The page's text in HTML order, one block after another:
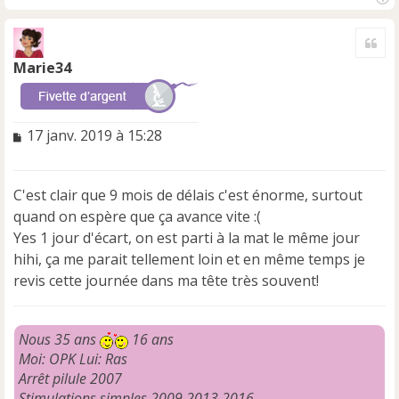
Marie34
M
s
a
g
e
n
o
n
u
17 janv. 2019 à 15:28
C'est clair que 9 mois de délais c'est énorme, surtout
quand on espère que ça avance vite :(
Yes 1 jour d'écart, on est parti à la mat le même jour
hihi, ça me parait tellement loin et en même temps je
revis cette journée dans ma tête très souvent!
Nous 35 ans
16 ans
Moi: OPK Lui: Ras
Arrêt pilule 2007